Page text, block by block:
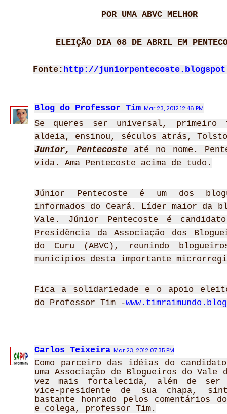
POR UMA ABVC MELHOR
ELEIÇÃO DIA 08 DE ABRIL EM
Fonte: http://
Blog do Professor Tim Mar 23, 2012 12:46 PM
Se queres ser universal,
aldeia, ensinou, séculos atrás,
Junior, Pentecoste até no nome.
vida. Ama Pentecoste acima de tudo.
Júnior Pentecoste é um dos
informados do Ceará. Líder maior da
Vale. Júnior Pentecoste é
Presidência da Associação dos
do Curu (ABVC), reunindo
municípios desta importante
Fica a solidariedade e o apoio
do Professor Tim -
Carlos Teixeira Mar 23, 2012 07:35 PM
Como parceiro das idéias do
uma Associação de Blogueiros do Vale
vez mais fortalecida, além de ser
vice-presidente de sua chapa,
bastante honrado pelos comentários do
e colega, professor Tim.